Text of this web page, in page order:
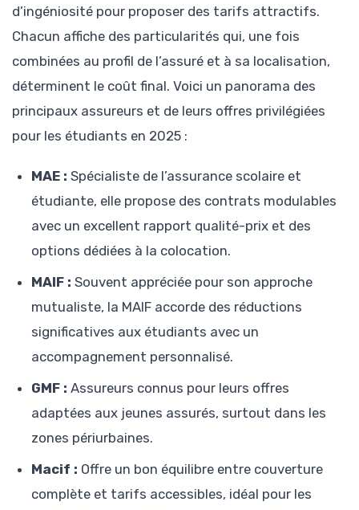
d’ingéniosité pour proposer des tarifs attractifs.
Chacun affiche des particularités qui, une fois
combinées au profil de l’assuré et à sa localisation,
déterminent le coût final. Voici un panorama des
principaux assureurs et de leurs offres privilégiées
pour les étudiants en 2025 :
MAE : Spécialiste de l’assurance scolaire et
étudiante, elle propose des contrats modulables
avec un excellent rapport qualité-prix et des
options dédiées à la colocation.
MAIF : Souvent appréciée pour son approche
mutualiste, la MAIF accorde des réductions
significatives aux étudiants avec un
accompagnement personnalisé.
GMF : Assureurs connus pour leurs offres
adaptées aux jeunes assurés, surtout dans les
zones périurbaines.
Macif : Offre un bon équilibre entre couverture
complète et tarifs accessibles, idéal pour les